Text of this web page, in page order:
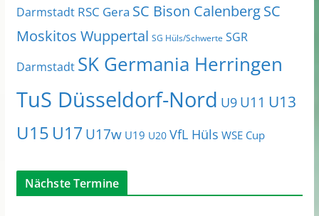
Darmstadt RSC Gera SC Bison CalenbergSC
Moskitos Wuppertal SG Hüls/Schwerte SGR
Darmstadt SK Germania Herringen
TuS Düsseldorf-Nord U9 U11 U13
U15 U17 U17w U19 U20 VfL Hüls WSE Cup
Nächste Termine